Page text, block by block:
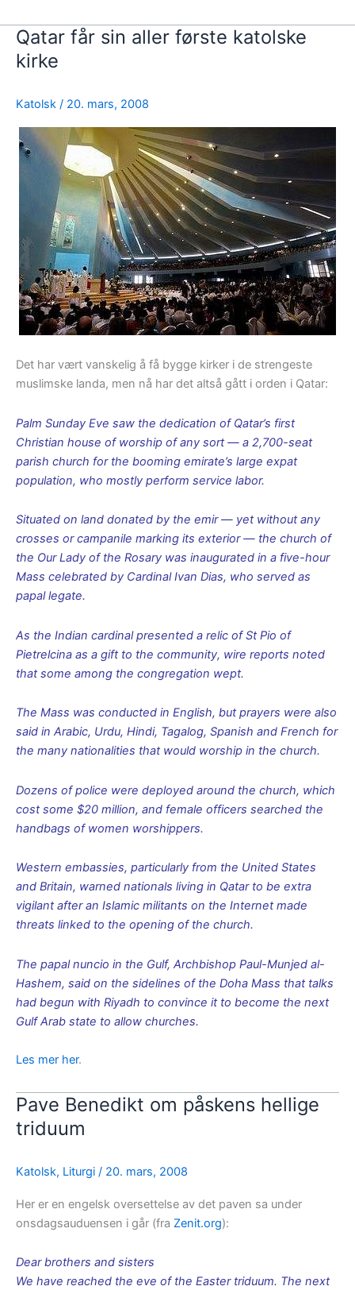
Qatar får sin aller første katolske
kirke
Katolsk / 20. mars, 2008
Det har vært vanskelig å få bygge kirker i de strengeste
muslimske landa, men nå har det altså gått i orden i Qatar:
Palm Sunday Eve saw the dedication of Qatar’s first
Christian house of worship of any sort — a 2,700-seat
parish church for the booming emirate’s large expat
population, who mostly perform service labor.
Situated on land donated by the emir — yet without any
crosses or campanile marking its exterior — the church of
the Our Lady of the Rosary was inaugurated in a five-hour
Mass celebrated by Cardinal Ivan Dias, who served as
papal legate.
As the Indian cardinal presented a relic of St Pio of
Pietrelcina as a gift to the community, wire reports noted
that some among the congregation wept.
The Mass was conducted in English, but prayers were also
said in Arabic, Urdu, Hindi, Tagalog, Spanish and French for
the many nationalities that would worship in the church.
Dozens of police were deployed around the church, which
cost some $20 million, and female officers searched the
handbags of women worshippers.
Western embassies, particularly from the United States
and Britain, warned nationals living in Qatar to be extra
vigilant after an Islamic militants on the Internet made
threats linked to the opening of the church.
The papal nuncio in the Gulf, Archbishop Paul-Munjed al-
Hashem, said on the sidelines of the Doha Mass that talks
had begun with Riyadh to convince it to become the next
Gulf Arab state to allow churches.
Les mer her.
Pave Benedikt om påskens hellige
triduum
Katolsk, Liturgi / 20. mars, 2008
Her er en engelsk oversettelse av det paven sa under
onsdagsauduensen i går (fra Zenit.org):
Dear brothers and sisters
We have reached the eve of the Easter triduum. The next